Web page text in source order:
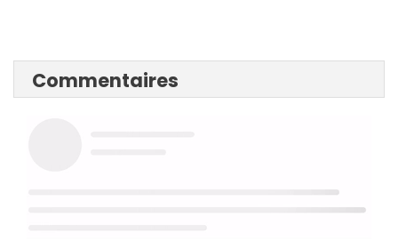
Commentaires